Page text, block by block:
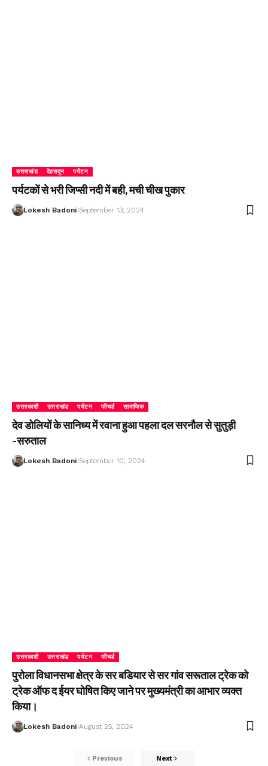
उत्तराखंड देहरादून पर्यटन
पर्यटकों से भरी जिप्सी नदी में बही, मची चीख पुकार
Lokesh Badoni September 13, 2024
उत्तरकाशी उत्तराखंड पर्यटन फीचर्ड सामाजिक
देव डोलियों के सानिध्य में रवाना हुआ पहला दल सरनौल से सुतुड़ी
-सरुताल
Lokesh Badoni September 10, 2024
उत्तरकाशी उत्तराखंड पर्यटन फीचर्ड
पुरोला विधानसभा क्षेत्र के सर बडियार से सर गांव सरूताल ट्रेक को
ट्रेक ऑफ द ईयर घोषित किए जाने पर मुख्यमंत्री का आभार व्यक्त
किया।
Lokesh Badoni August 25, 2024
Previous Next